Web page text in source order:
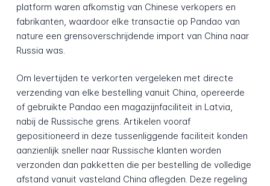
platform waren afkomstig van Chinese verkopers en
fabrikanten, waardoor elke transactie op Pandao van
nature een grensoverschrijdende import van China naar
Russia was.
Om levertijden te verkorten vergeleken met directe
verzending van elke bestelling vanuit China, opereerde
of gebruikte Pandao een magazijnfaciliteit in Latvia,
nabij de Russische grens. Artikelen vooraf
gepositioneerd in deze tussenliggende faciliteit konden
aanzienlijk sneller naar Russische klanten worden
verzonden dan pakketten die per bestelling de volledige
afstand vanuit vasteland China aflegden. Deze regeling